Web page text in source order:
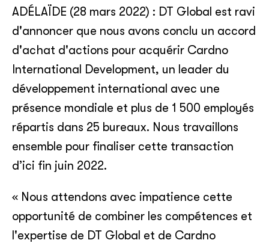
ADÉLAÏDE (28 mars 2022) : DT Global est ravi
d'annoncer que nous avons conclu un accord
d'achat d'actions pour acquérir Cardno
International Development, un leader du
développement international avec une
présence mondiale et plus de 1 500 employés
répartis dans 25 bureaux. Nous travaillons
ensemble pour finaliser cette transaction
d’ici fin juin 2022.
« Nous attendons avec impatience cette
opportunité de combiner les compétences et
l'expertise de DT Global et de Cardno